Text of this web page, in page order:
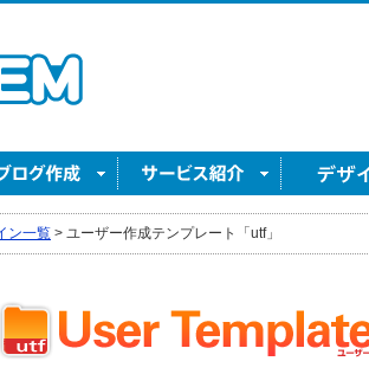
ン一覧 > ユーザー作成テンプレート「utf」